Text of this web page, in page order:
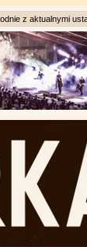
z aktualnymi